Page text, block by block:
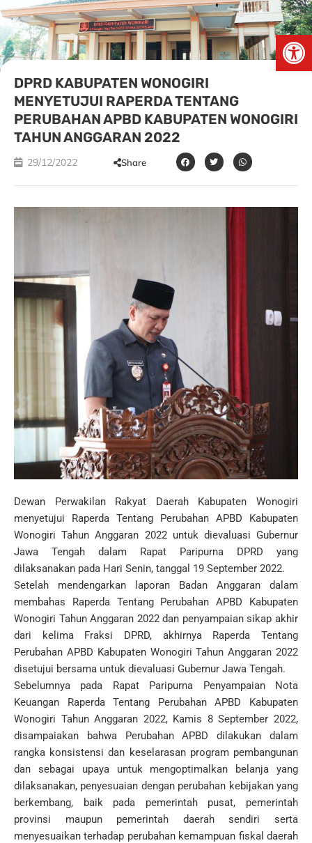
Skip
content
DPRD KABUPATEN WONOGIRI
MENYETUJUI RAPERDA TENTANG
PERUBAHAN APBD KABUPATEN WONOGIRI
TAHUN ANGGARAN 2022
29/12/2022 Share
Dewan Perwakilan Rakyat Daerah Kabupaten Wonogiri
menyetujui Raperda Tentang Perubahan APBD Kabupaten
Wonogiri Tahun Anggaran 2022 untuk dievaluasi Gubernur
Jawa Tengah dalam Rapat Paripurna DPRD yang
dilaksanakan pada Hari Senin, tanggal 19 September 2022.
Setelah mendengarkan laporan Badan Anggaran dalam
membahas Raperda Tentang Perubahan APBD Kabupaten
Wonogiri Tahun Anggaran 2022 dan penyampaian sikap akhir
dari kelima Fraksi DPRD, akhirnya Raperda Tentang
Perubahan APBD Kabupaten Wonogiri Tahun Anggaran 2022
disetujui bersama untuk dievaluasi Gubernur Jawa Tengah.
Sebelumnya pada Rapat Paripurna Penyampaian Nota
Keuangan Raperda Tentang Perubahan APBD Kabupaten
Wonogiri Tahun Anggaran 2022, Kamis 8 September 2022,
disampaiakan bahwa Perubahan APBD dilakukan dalam
rangka konsistensi dan keselarasan program pembangunan
dan sebagai upaya untuk mengoptimalkan belanja yang
dilaksanakan, penyesuaian dengan perubahan kebijakan yang
berkembang, baik pada pemerintah pusat, pemerintah
provinsi maupun pemerintah daerah sendiri serta
menyesuaikan terhadap perubahan kemampuan fiskal daerah